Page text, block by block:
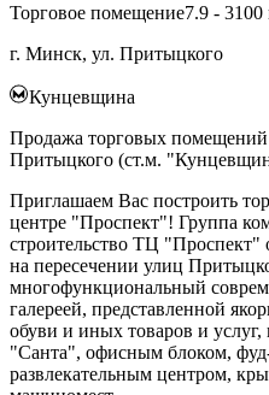
Торговое помещение7.9 - 3100
г. Минск, ул. Притыцкого
Кунцевщина
Продажа торговых
Притыцкого (ст.м.
Приглашаем Вас построить
центре "Проспект"! Группа
строительство ТЦ
на пересечении улиц
многофункциональный
галереей, представленной
обуви и иных товаров и
"Санта", офисным блоком,
развлекательным центром,